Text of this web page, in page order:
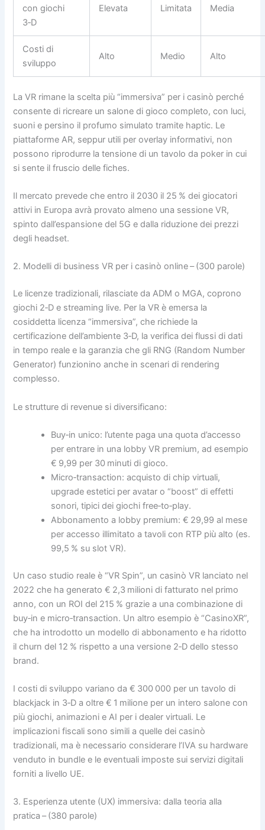
con giochi
3‑D
Elevata Limitata Media
Costi di
sviluppo
Alto Medio Alto
La VR rimane la scelta più “immersiva” per i casinò perché
consente di ricreare un salone di gioco completo, con luci,
suoni e persino il profumo simulato tramite haptic. Le
piattaforme AR, seppur utili per overlay informativi, non
possono riprodurre la tensione di un tavolo da poker in cui
si sente il fruscio delle fiches.
Il mercato prevede che entro il 2030 il 25 % dei giocatori
attivi in Europa avrà provato almeno una sessione VR,
spinto dall’espansione del 5G e dalla riduzione dei prezzi
degli headset.
2. Modelli di business VR per i casinò online – (300 parole)
Le licenze tradizionali, rilasciate da ADM o MGA, coprono
giochi 2‑D e streaming live. Per la VR è emersa la
cosiddetta licenza “immersiva”, che richiede la
certificazione dell’ambiente 3‑D, la verifica dei flussi di dati
in tempo reale e la garanzia che gli RNG (Random Number
Generator) funzionino anche in scenari di rendering
complesso.
Le strutture di revenue si diversificano:
Buy‑in unico: l’utente paga una quota d’accesso
per entrare in una lobby VR premium, ad esempio
€ 9,99 per 30 minuti di gioco.
Micro‑transaction: acquisto di chip virtuali,
upgrade estetici per avatar o “boost” di effetti
sonori, tipici dei giochi free‑to‑play.
Abbonamento a lobby premium: € 29,99 al mese
per accesso illimitato a tavoli con RTP più alto (es.
99,5 % su slot VR).
Un caso studio reale è “VR Spin”, un casinò VR lanciato nel
2022 che ha generato € 2,3 milioni di fatturato nel primo
anno, con un ROI del 215 % grazie a una combinazione di
buy‑in e micro‑transaction. Un altro esempio è “CasinoXR”,
che ha introdotto un modello di abbonamento e ha ridotto
il churn del 12 % rispetto a una versione 2‑D dello stesso
brand.
I costi di sviluppo variano da € 300 000 per un tavolo di
blackjack in 3‑D a oltre € 1 milione per un intero salone con
più giochi, animazioni e AI per i dealer virtuali. Le
implicazioni fiscali sono simili a quelle dei casinò
tradizionali, ma è necessario considerare l’IVA su hardware
venduto in bundle e le eventuali imposte sui servizi digitali
forniti a livello UE.
3. Esperienza utente (UX) immersiva: dalla teoria alla
pratica – (380 parole)